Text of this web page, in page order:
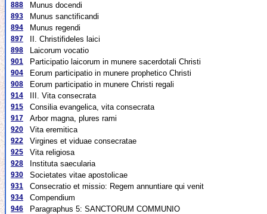
888 Munus docendi
893 Munus sanctificandi
894 Munus regendi
897 II. Christifideles laici
898 Laicorum vocatio
901 Participatio laicorum in munere sacerdotali Christi
904 Eorum participatio in munere prophetico Christi
908 Eorum participatio in munere Christi regali
914 III. Vita consecrata
915 Consilia evangelica, vita consecrata
917 Arbor magna, plures rami
920 Vita eremitica
922 Virgines et viduae consecratae
925 Vita religiosa
928 Instituta saecularia
930 Societates vitae apostolicae
931 Consecratio et missio: Regem annuntiare qui venit
934 Compendium
946 Paragraphus 5: SANCTORUM COMMUNIO